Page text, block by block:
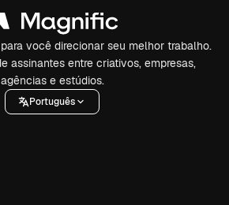
você direcionar seu melhor trabalho.
assinantes entre criativos, empresas,
agências e estúdios.
Português